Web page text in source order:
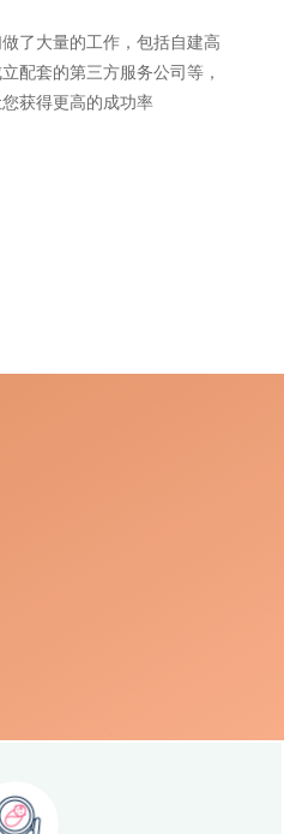
了大量的工作，包括自建高
配套的第三方服务公司等，
获得更高的成功率